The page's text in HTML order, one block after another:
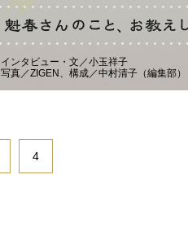
インタビュー・文／小玉祥子
写真／ZIGEN、構成／中村清子（編集部）
4